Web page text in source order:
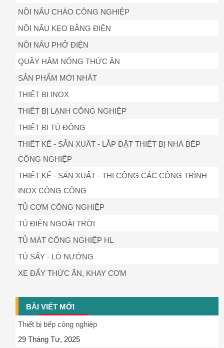
NỒI NẤU CHÁO CÔNG NGHIỆP
NỒI NẤU KẸO BẰNG ĐIỆN
NỒI NẤU PHỞ ĐIỆN
QUẦY HÂM NÓNG THỨC ĂN
SẢN PHẨM MỚI NHẤT
THIẾT BỊ INOX
THIẾT BỊ LẠNH CÔNG NGHIỆP
THIẾT BỊ TỦ ĐÔNG
THIẾT KẾ - SẢN XUẤT - LẮP ĐẶT THIẾT BỊ NHÀ BẾP
CÔNG NGHIỆP
THIẾT KẾ - SẢN XUẤT - THI CÔNG CÁC CÔNG TRÌNH
INOX CÔNG CỘNG
TỦ CƠM CÔNG NGHIỆP
TỦ ĐIỆN NGOÀI TRỜI
TỦ MÁT CÔNG NGHIỆP HL
TỦ SẤY - LÒ NƯỚNG
XE ĐẨY THỨC ĂN, KHAY CƠM
BÀI VIẾT MỚI
Thiết bị bếp công nghiệp
29 Tháng Tư, 2025